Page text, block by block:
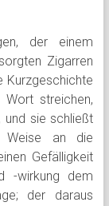
der einem
Zigarren
Kurzgeschichte
streichen,
sie schließt
an die
Gefälligkeit
-wirkung dem
der daraus